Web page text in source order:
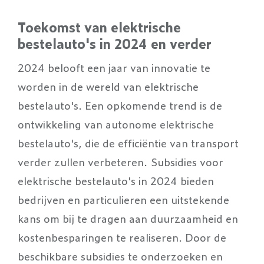
Toekomst van elektrische
bestelauto's in 2024 en verder
2024 belooft een jaar van innovatie te
worden in de wereld van elektrische
bestelauto's. Een opkomende trend is de
ontwikkeling van autonome elektrische
bestelauto's, die de efficiëntie van transport
verder zullen verbeteren. Subsidies voor
elektrische bestelauto's in 2024 bieden
bedrijven en particulieren een uitstekende
kans om bij te dragen aan duurzaamheid en
kostenbesparingen te realiseren. Door de
beschikbare subsidies te onderzoeken en